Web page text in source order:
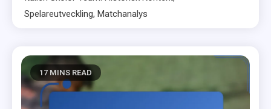
Spelareutveckling, Matchanalys
17 MINS READ